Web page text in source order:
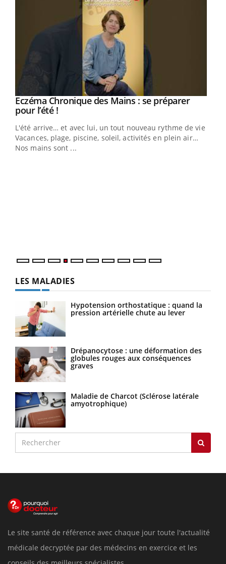
Youtube
Eczéma Chronique des Mains : se préparer
pour l’été !Youtube
L'été arrive… et avec lui, un tout nouveau rythme de vie !
Vacances, plage, piscine, soleil, activités en plein air…
Nos mains sont ...
LES MALADIES
Hypotension orthostatique : quand la
pression artérielle chute au lever
Drépanocytose : une déformation des
globules rouges aux conséquences
graves
Maladie de Charcot (Sclérose latérale
amyotrophique)
Le site santé de référence avec chaque jour toute l'actualité
médicale decryptée par des médecins en exercice et les